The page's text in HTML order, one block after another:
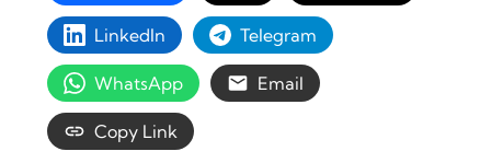
LinkedIn Telegram
WhatsApp Email
Copy Link